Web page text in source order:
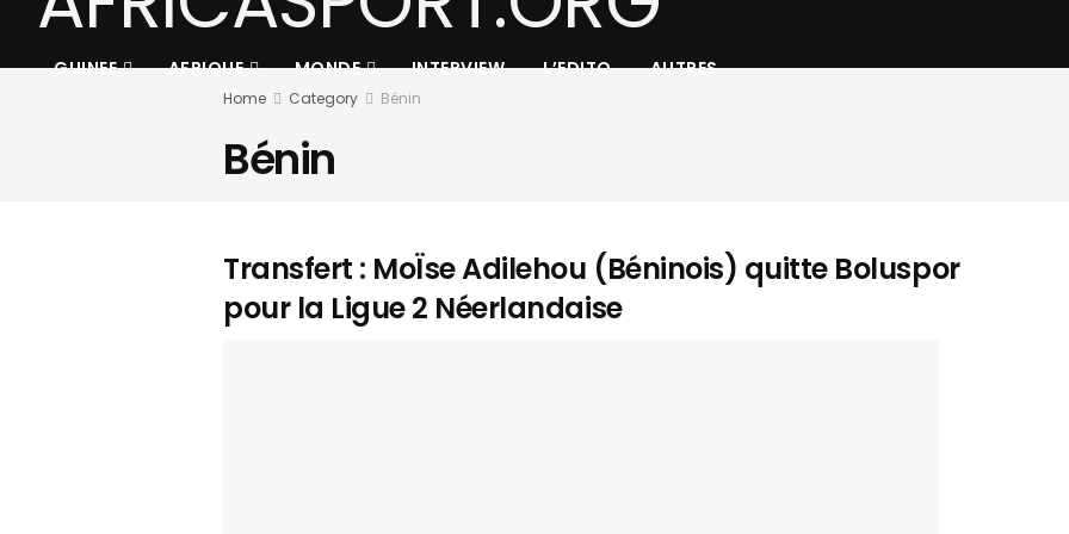
GUINEE AFRIQUE MONDE INTERVIEW L’EDITO AUTRES
Home Category Bénin
Bénin
Transfert : MoÏse Adilehou (Béninois) quitte Boluspor
pour la Ligue 2 Néerlandaise